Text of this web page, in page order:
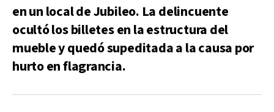
en un local de Jubileo. La delincuente
ocultó los billetes en la estructura del
mueble y quedó supeditada a la causa por
hurto en flagrancia.